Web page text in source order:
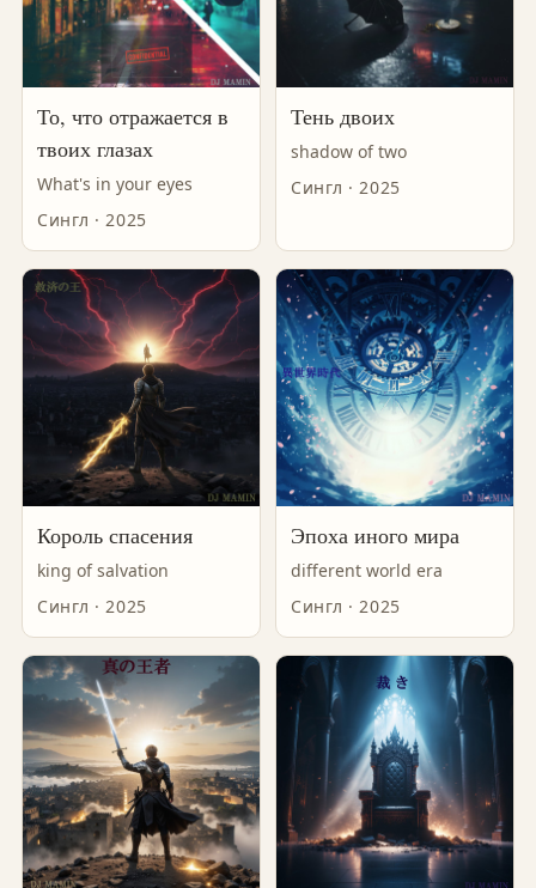
То, что отражается в
твоих глазах
What's in your eyes
Сингл · 2025
Тень двоих
shadow of two
Сингл · 2025
Король спасения
king of salvation
Сингл · 2025
Эпоха иного мира
different world era
Сингл · 2025